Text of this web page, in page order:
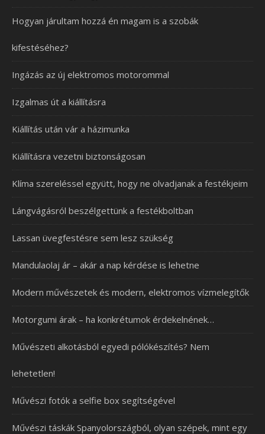
Hogyan járultam hozzá én magam is a szobák
kifestéséhez?
Ingázás az új elektromos motorommal
Izgalmas út a kiállításra
Kiállítás után vár a házimunka
Kiállításra vezetni biztonságosan
Klíma szereléssel együtt, hogy ne olvadjanak a festékjeim
Lángvágásról beszélgettünk a festékboltban
Lassan üvegfestésre sem lesz szükség
Mandulaolaj ár – akár a nap kérdése is lehetne
Modern művészetek és modern, elektromos vízmelegítők
Motorgumi árak – ha konkrétumok érdekelnének…
Művészeti alkotásból egyedi pólókészítés? Nem
lehetetlen!
Művészi fotók a selfie box segítségével
Művészi táskák Spanyolországból, olyan szépek, mint egy